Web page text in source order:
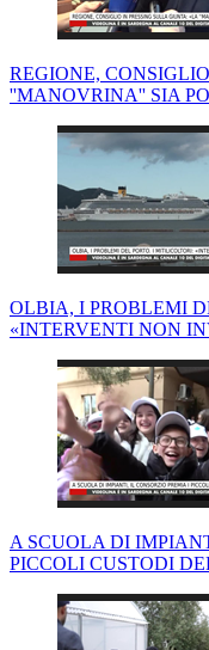
REGIONE,
''MANOVRINA'' SIA
OLBIA, I PROBLEMI
«INTERVENTI NON
A SCUOLA DI
PICCOLI CUSTODI